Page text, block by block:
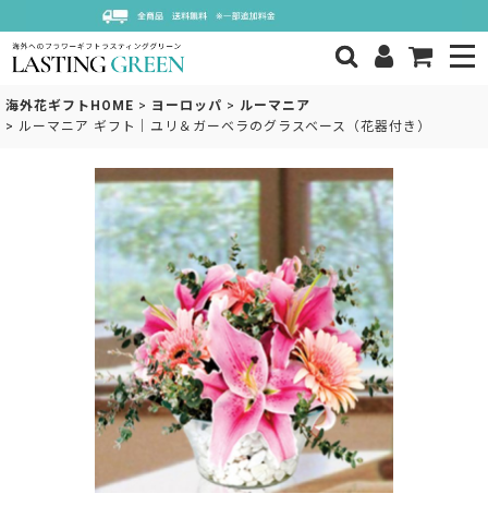
海外花ギフトHOME > ヨーロッパ > ルーマニア
> ルーマニア ギフト｜ユリ＆ガーベラのグラスベース（花器付き）